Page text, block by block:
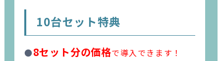
10台セット特典
●8セット分の価格で導入できます！